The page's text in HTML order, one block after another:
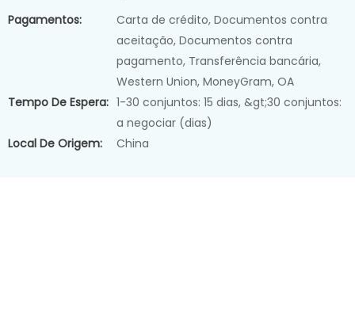
Pagamentos:
Carta de crédito, Documentos contra
aceitação, Documentos contra
pagamento, Transferência bancária,
Western Union, MoneyGram, OA
Tempo De Espera: 1-30 conjuntos: 15 dias, &gt;30 conjuntos:
a negociar (dias)
Local De Origem:
China